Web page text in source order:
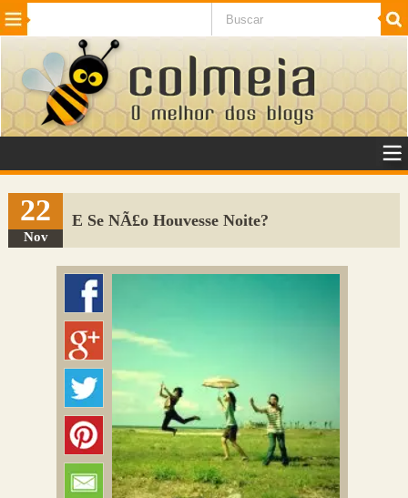
Beleza Cinema e TV
Internet Jogos NotÃ­cias SaÃºde
VeÃ­culos Adulto
Sugerir Link
Adicionar Blog
Colmeia Exchange
22
Nov
E Se NÃ£o Houvesse Noite?